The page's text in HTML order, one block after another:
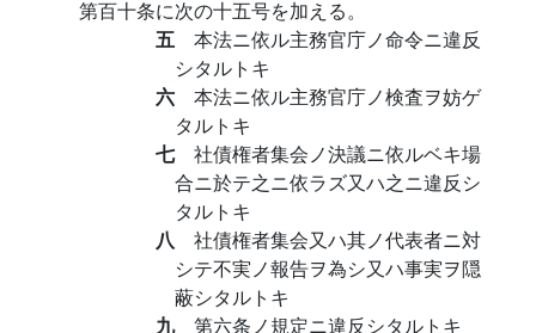
第百十条に次の十五号を加える。
五 本法ニ依ル主務官庁ノ命令ニ違反
シタルトキ
六 本法ニ依ル主務官庁ノ検査ヲ妨ゲ
タルトキ
七 社債権者集会ノ決議ニ依ルベキ場
合ニ於テ之ニ依ラズ又ハ之ニ違反シ
タルトキ
八 社債権者集会又ハ其ノ代表者ニ対
シテ不実ノ報告ヲ為シ又ハ事実ヲ隠
蔽シタルトキ
九 第六条ノ規定ニ違反シタルトキ